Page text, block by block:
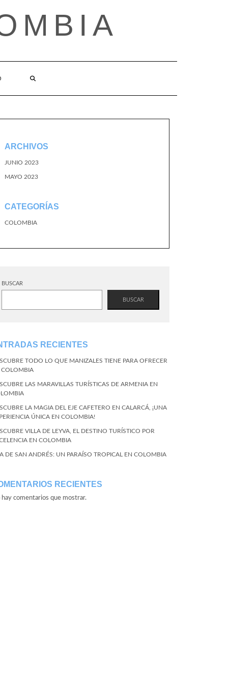
ARCHIVOS
JUNIO 2023
MAYO 2023
CATEGORÍAS
COLOMBIA
BUSCAR
BUSCAR
RECIENTES
TODO LO QUE MANIZALES TIENE PARA OFRECER
COLOMBIA
LAS MARAVILLAS TURÍSTICAS DE ARMENIA EN
LA MAGIA DEL EJE CAFETERO EN CALARCÁ, ¡UNA
ÚNICA EN COLOMBIA!
VILLA DE LEYVA, EL DESTINO TURÍSTICO POR
EN COLOMBIA
DE SAN ANDRÉS: UN PARAÍSO TROPICAL EN COLOMBIA
RECIENTES
hay comentarios que mostrar.